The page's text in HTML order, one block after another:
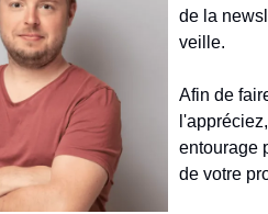
de la
veille.
Afin de
entourage
de votre